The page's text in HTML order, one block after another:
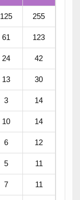
125 255
61 123
24 42
13 30
3 14
10 14
6 12
5 11
7 11